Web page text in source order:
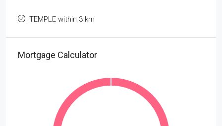
TEMPLE within 3 km
Mortgage Calculator